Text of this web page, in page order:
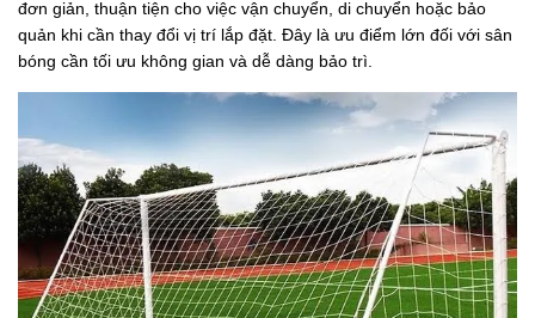
đơn giản, thuận tiện cho việc vận chuyển, di chuyển hoặc bảo
quản khi cần thay đổi vị trí lắp đặt. Đây là ưu điểm lớn đối với sân
bóng cần tối ưu không gian và dễ dàng bảo trì.